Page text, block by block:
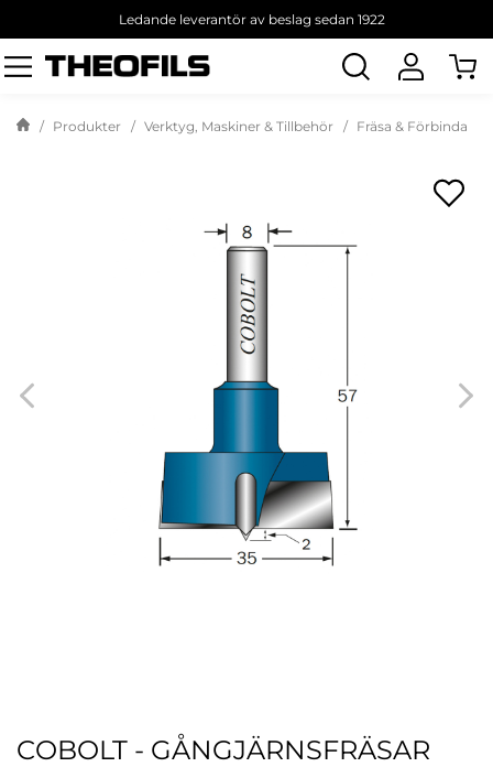
Ledande leverantör av beslag sedan 1922
Sök
produkt
Produkter Verktyg, Maskiner & Tillbehör Fräsa & Förbinda
COBOLT - GÅNGJÄRNSFRÄSAR